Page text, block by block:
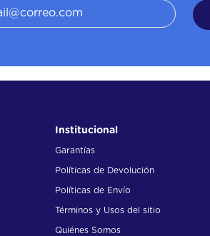
Institucional
Garantías
Políticas de Devolución
Políticas de Envío
Términos y Usos del sitio
Quiénes Somos